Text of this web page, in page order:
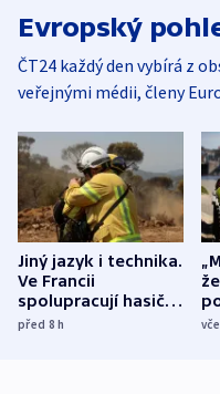
Evropský
ČT24 každý den vybírá z
veřejnými médii, členy
Jiný jazyk i technika.
Ve Francii
spolupracují hasiči z
různých zemí
před 8h